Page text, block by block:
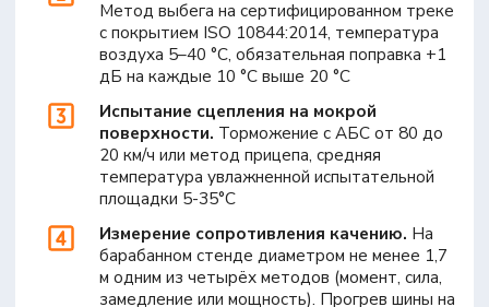
Контакты
НАПИСАТЬ В TELEGRAM
info@lab-td.ru
8 (800) 302-67-68
с 9:00 до 18:00
г. Вологда, ул. Мира д. 40